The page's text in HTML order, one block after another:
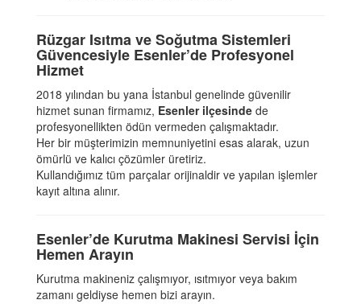
Rüzgar Isıtma ve Soğutma Sistemleri
Güvencesiyle Esenler’de Profesyonel
Hizmet
2018 yılından bu yana İstanbul genelinde güvenilir
hizmet sunan firmamız, Esenler ilçesinde de
profesyonellikten ödün vermeden çalışmaktadır.
Her bir müşterimizin memnuniyetini esas alarak, uzun
ömürlü ve kalıcı çözümler üretiriz.
Kullandığımız tüm parçalar orijinaldir ve yapılan işlemler
kayıt altına alınır.
Esenler’de Kurutma Makinesi Servisi İçin
Hemen Arayın
Kurutma makineniz çalışmıyor, ısıtmıyor veya bakım
zamanı geldiyse hemen bizi arayın.